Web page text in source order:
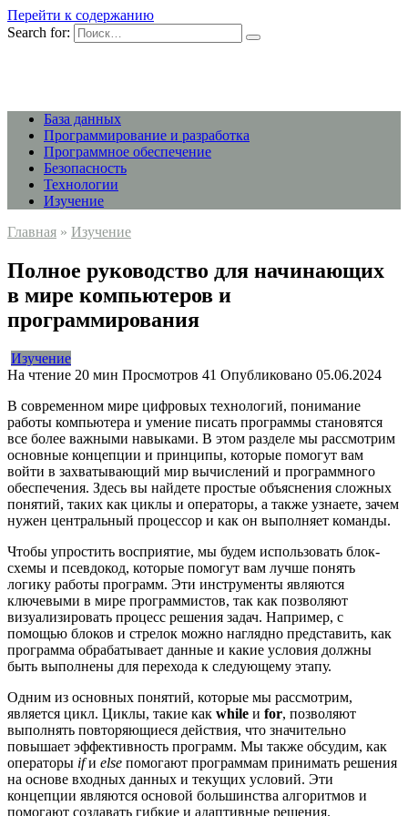
Перейти к содержанию
Search for:
База данных
Программирование и разработка
Программное обеспечение
Безопасность
Технологии
Изучение
Главная » Изучение
Полное руководство для начинающих
в мире компьютеров и
программирования
Изучение
На чтение 20 мин Просмотров 41 Опубликовано 05.06.2024
В современном мире цифровых технологий, понимание
работы компьютера и умение писать программы становятся
все более важными навыками. В этом разделе мы рассмотрим
основные концепции и принципы, которые помогут вам
войти в захватывающий мир вычислений и программного
обеспечения. Здесь вы найдете простые объяснения сложных
понятий, таких как циклы и операторы, а также узнаете, зачем
нужен центральный процессор и как он выполняет команды.
Чтобы упростить восприятие, мы будем использовать блок-
схемы и псевдокод, которые помогут вам лучше понять
логику работы программ. Эти инструменты являются
ключевыми в мире программистов, так как позволяют
визуализировать процесс решения задач. Например, с
помощью блоков и стрелок можно наглядно представить, как
программа обрабатывает данные и какие условия должны
быть выполнены для перехода к следующему этапу.
Одним из основных понятий, которые мы рассмотрим,
является цикл. Циклы, такие как while и for, позволяют
выполнять повторяющиеся действия, что значительно
повышает эффективность программ. Мы также обсудим, как
операторы ifи else помогают программам принимать решения
на основе входных данных и текущих условий. Эти
концепции являются основой большинства алгоритмов и
помогают создавать гибкие и адаптивные решения.